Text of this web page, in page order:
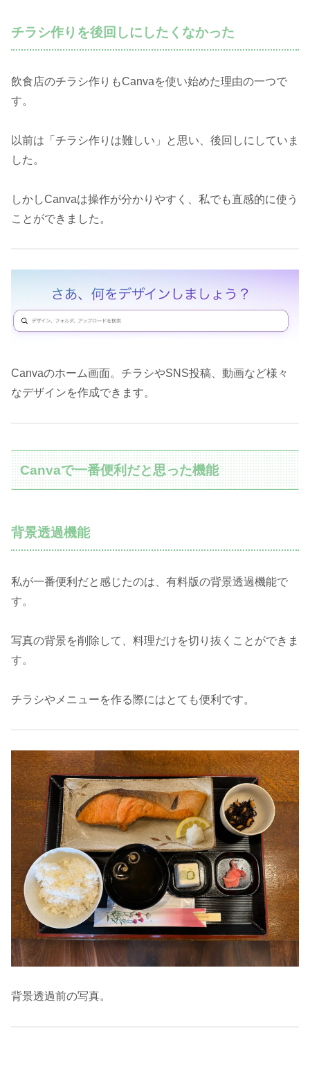
チラシ作りを後回しにしたくなかった
飲食店のチラシ作りもCanvaを使い始めた理由の一つで
す。
以前は「チラシ作りは難しい」と思い、後回しにしていま
した。
しかしCanvaは操作が分かりやすく、私でも直感的に使う
ことができました。
Canvaのホーム画面。チラシやSNS投稿、動画など様々
なデザインを作成できます。
Canvaで一番便利だと思った機能
背景透過機能
私が一番便利だと感じたのは、有料版の背景透過機能で
す。
写真の背景を削除して、料理だけを切り抜くことができま
す。
チラシやメニューを作る際にはとても便利です。
背景透過前の写真。